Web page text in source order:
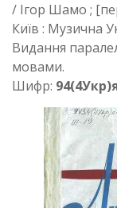
/ Ігор Шамо ;
Київ : Музична
Видання
мовами.
Шифр: